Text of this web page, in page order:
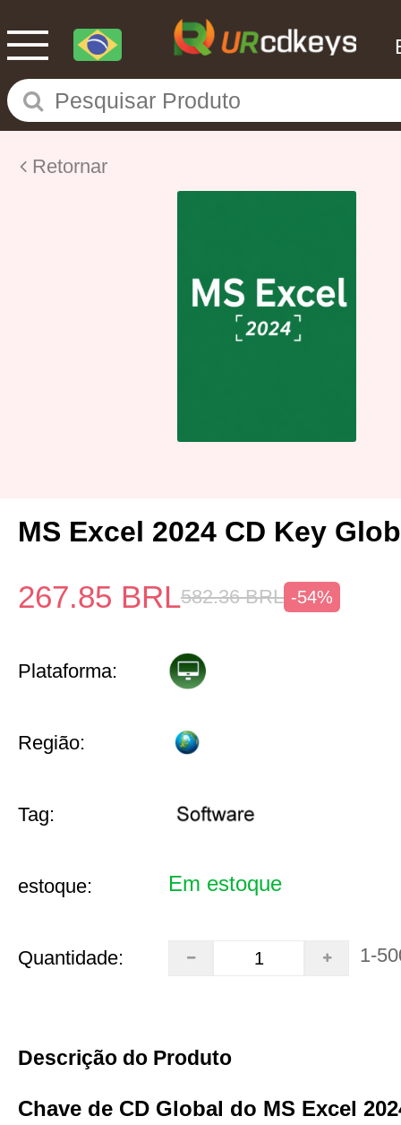
Retornar
MS Excel 2024 CD Key
267.85 BRL582.36 BRL -54%
Plataforma:
Região:
Tag:
estoque: Em estoque
Quantidade: 1-
Descrição do Produto
Chave de CD Global do MS Excel